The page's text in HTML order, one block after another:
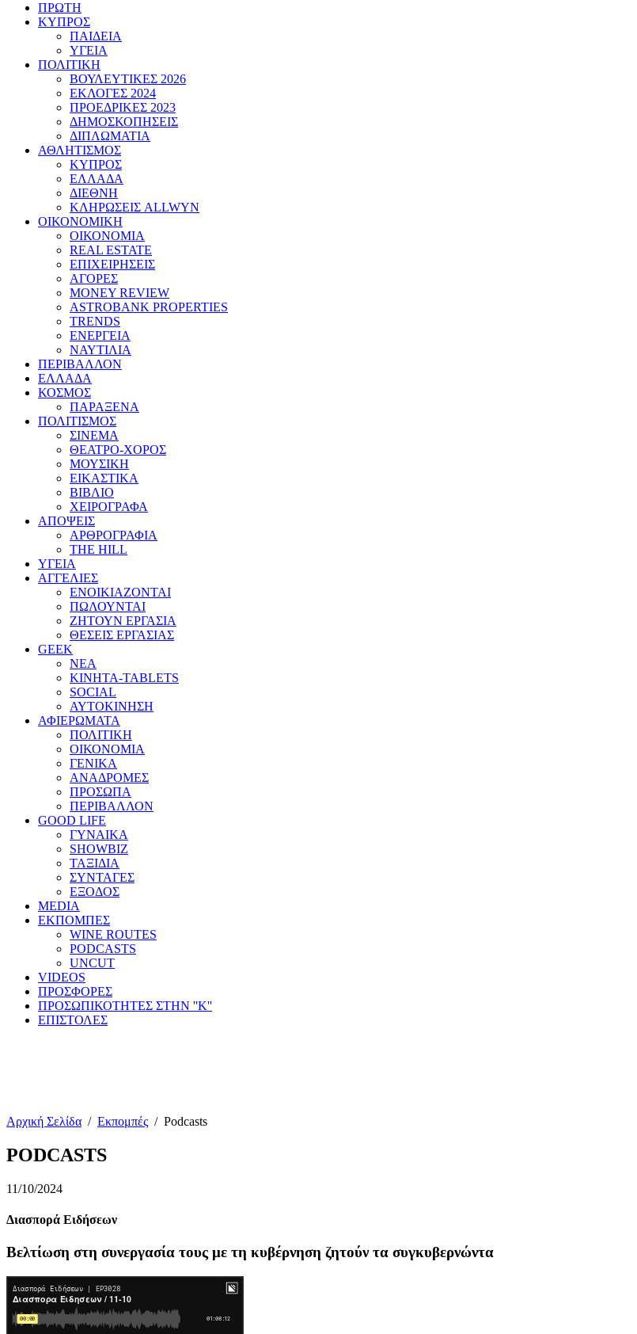
ΠΡΩΤΗ
ΚΥΠΡΟΣ
ΠΑΙΔΕΙΑ
ΥΓΕΙΑ
ΠΟΛΙΤΙΚΗ
ΒΟΥΛΕΥΤΙΚΕΣ 2026
ΕΚΛΟΓΕΣ 2024
ΠΡΟΕΔΡΙΚΕΣ 2023
ΔΗΜΟΣΚΟΠΗΣΕΙΣ
ΔΙΠΛΩΜΑΤΙΑ
ΑΘΛΗΤΙΣΜΟΣ
ΚΥΠΡΟΣ
ΕΛΛΑΔΑ
ΔΙΕΘΝΗ
ΚΛΗΡΩΣΕΙΣ ALLWYN
ΟΙΚΟΝΟΜΙΚΗ
ΟΙΚΟΝΟΜΙΑ
REAL ESTATE
ΕΠΙΧΕΙΡΗΣΕΙΣ
ΑΓΟΡΕΣ
MONEY REVIEW
ASTROBANK PROPERTIES
TRENDS
ΕΝΕΡΓΕΙΑ
ΝΑΥΤΙΛΙΑ
ΠΕΡΙΒΑΛΛΟΝ
ΕΛΛΑΔΑ
ΚΟΣΜΟΣ
ΠΑΡΑΞΕΝΑ
ΠΟΛΙΤΙΣΜΟΣ
ΣΙΝΕΜΑ
ΘΕΑΤΡΟ-ΧΟΡΟΣ
ΜΟΥΣΙΚΗ
ΕΙΚΑΣΤΙΚΑ
ΒΙΒΛΙΟ
ΧΕΙΡΟΓΡΑΦΑ
ΑΠΟΨΕΙΣ
ΑΡΘΡΟΓΡΑΦΙΑ
THE HILL
ΥΓΕΙΑ
ΑΓΓΕΛΙΕΣ
ΕΝΟΙΚΙΑΖΟΝΤΑΙ
ΠΩΛΟΥΝΤΑΙ
ΖΗΤΟΥΝ ΕΡΓΑΣΙΑ
ΘΕΣΕΙΣ ΕΡΓΑΣΙΑΣ
GEEK
ΝΕΑ
ΚΙΝΗΤΑ-TABLETS
SOCIAL
ΑΥΤΟΚΙΝΗΣΗ
ΑΦΙΕΡΩΜΑΤΑ
ΠΟΛΙΤΙΚΗ
ΟΙΚΟΝΟΜΙΑ
ΓΕΝΙΚΑ
ΑΝΑΔΡΟΜΕΣ
ΠΡΟΣΩΠΑ
ΠΕΡΙΒΑΛΛΟΝ
GOOD LIFE
ΓΥΝΑΙΚΑ
SHOWBIZ
ΤΑΞΙΔΙΑ
ΣΥΝΤΑΓΕΣ
ΕΞΟΔΟΣ
MEDIA
ΕΚΠΟΜΠΕΣ
WINE ROUTES
PODCASTS
UNCUT
VIDEOS
ΠΡΟΣΦΟΡΕΣ
ΠΡΟΣΩΠΙΚΟΤΗΤΕΣ ΣΤΗΝ ''Κ''
ΕΠΙΣΤΟΛΕΣ
Αρχική Σελίδα / Εκπομπές / Podcasts
PODCASTS
11/10/2024
Διασπορά Ειδήσεων
Βελτίωση στη συνεργασία τους με τη κυβέρνηση ζητούν τα συγκυβερνώντα